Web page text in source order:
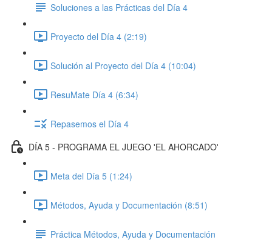
Soluciones a las Prácticas del Día 4
Proyecto del Día 4 (2:19)
Solución al Proyecto del Día 4 (10:04)
ResuMate Día 4 (6:34)
Repasemos el Día 4
DÍA 5 - PROGRAMA EL JUEGO 'EL AHORCADO'
Meta del Día 5 (1:24)
Métodos, Ayuda y Documentación (8:51)
Práctica Métodos, Ayuda y Documentación